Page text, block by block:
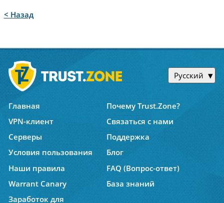
< Назад
Русский
Главная
Почему Trust.Zone?
VPN-клиент
Связаться с нами
Серверы
Поддержка
Условия пользования
Блог
Наши правила
FAQ (Вопрос-ответ)
Warrant Canary
База знаний
Заработок для